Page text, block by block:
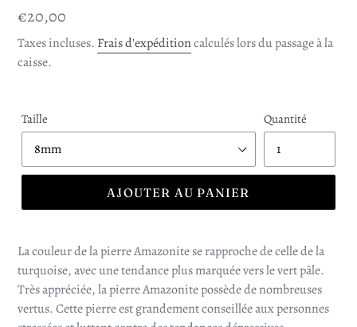
Prix
normal
€20,00
Taxes incluses. Frais d'expéditioncalculés lors du passage à la
caisse.
Taille Quantité
AJOUTER AU PANIER
La couleur de la pierre Amazonite se rapproche de celle de la
turquoise, avec une tendance plus marquée vers le vert pâle.
Très appréciée, la pierre Amazonite possède de nombreuses
vertus. Cette pierre est grandement conseillée aux personnes